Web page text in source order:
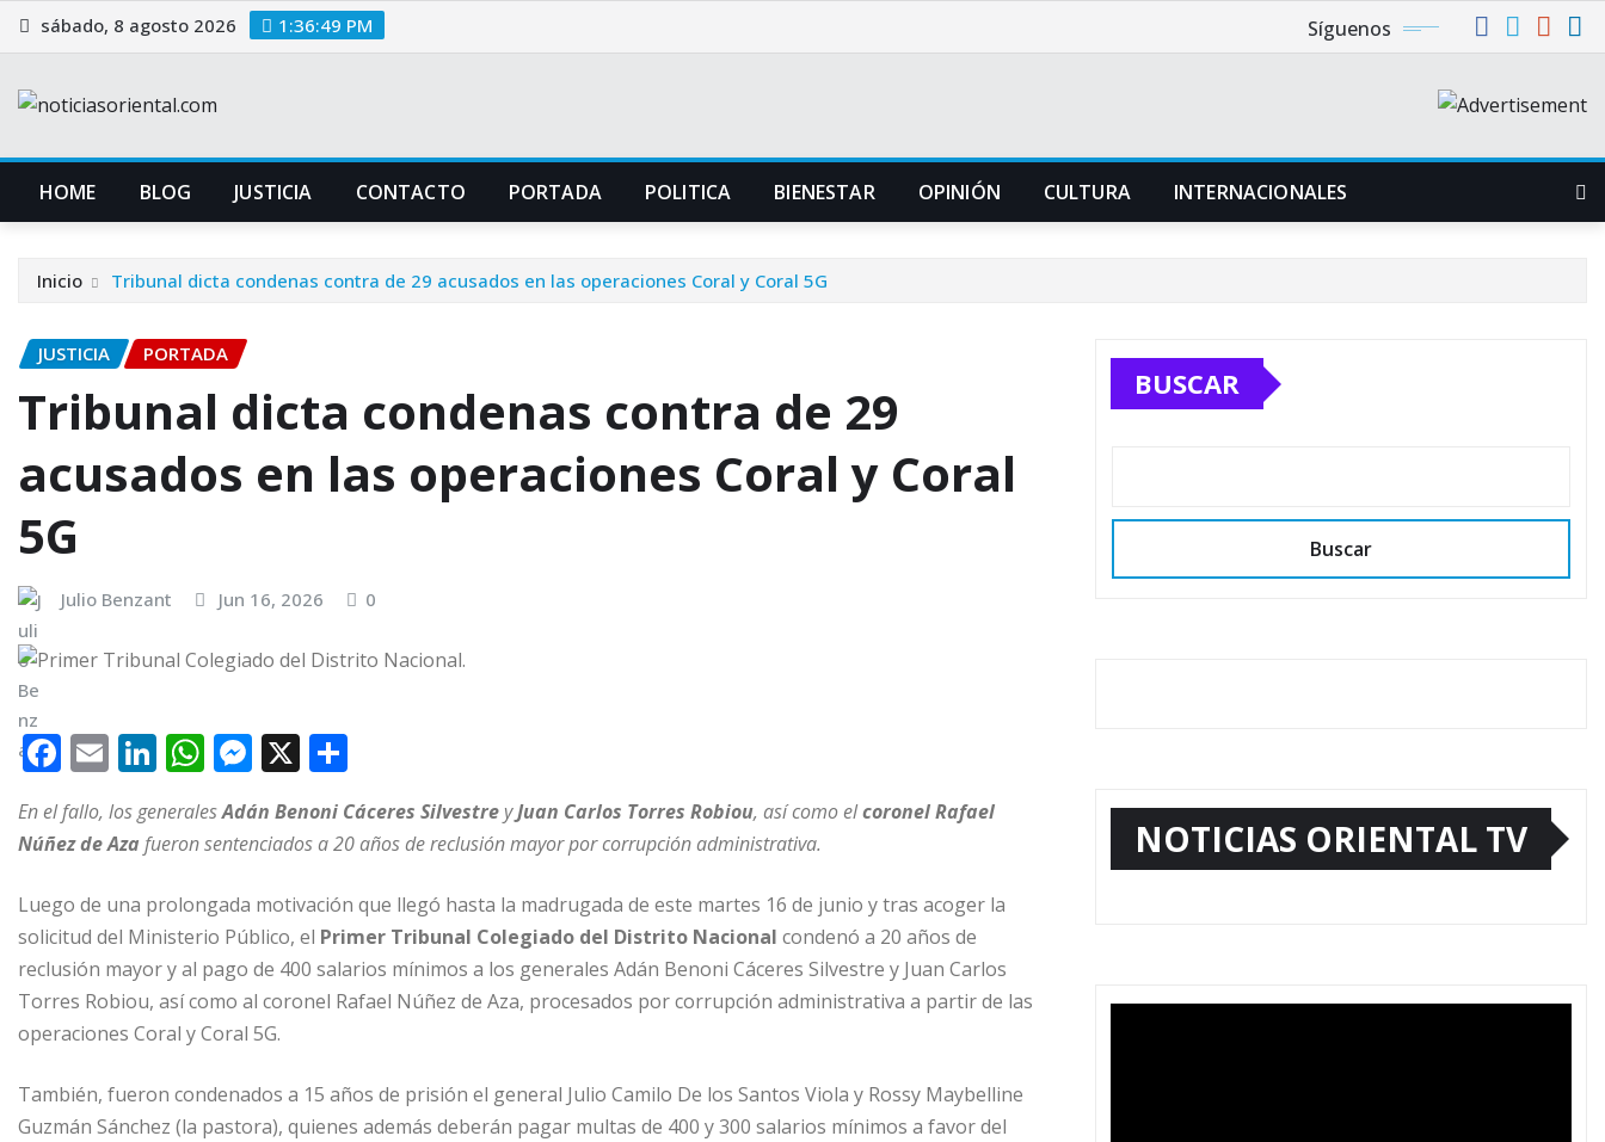
Saltar
al
sábado, 8 agosto 2026 1:36:50 PM Síguenos
HOME BLOG JUSTICIA CONTACTO PORTADA POLITICA BIENESTAR OPINIÓN CULTURA INTERNACIONALES
Inicio Tribunal dicta condenas contra de 29 acusados en las operaciones Coral y Coral 5G
JUSTICIA PORTADA
Tribunal dicta condenas contra de 29
acusados en las operaciones Coral y Coral
5G
Julio Benzant Jun 16, 2026 0
F
a
c
e
b
o
o
k
E
m
ai
l
Li
k
e
dI
n
W
h
at
s
A
p
p
M
e
ss
e
n
g
e
r
X
o
m
p
ar
ti
r
En el fallo, los generalesAdán Benoni Cáceres Silvestre yJuan Carlos Torres Robiou, así como elcoronel Rafael
Núñez de Aza fueron sentenciados a 20 años de reclusión mayor por corrupción administrativa.
Luego de una prolongada motivación que llegó hasta la madrugada de este martes 16 de junio y tras acoger la
solicitud del Ministerio Público, el Primer Tribunal Colegiado del Distrito Nacional condenó a 20 años de
reclusión mayor y al pago de 400 salarios mínimos a los generales Adán Benoni Cáceres Silvestre y Juan Carlos
Torres Robiou, así como al coronel Rafael Núñez de Aza, procesados por corrupción administrativa a partir de las
operaciones Coral y Coral 5G.
También, fueron condenados a 15 años de prisión el general Julio Camilo De los Santos Viola y Rossy Maybelline
Guzmán Sánchez (la pastora), quienes además deberán pagar multas de 400 y 300 salarios mínimos a favor del
BUSCAR
Buscar
NOTICIAS ORIENTAL TV